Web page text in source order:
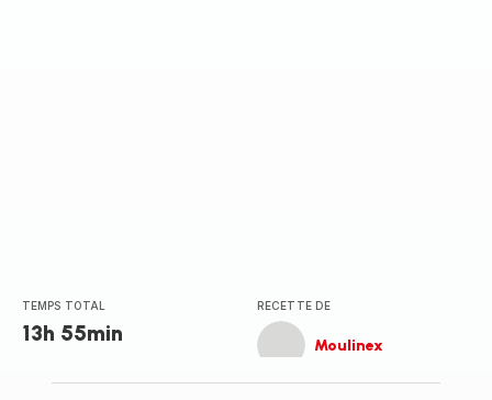
TEMPS TOTAL
13h 55min
RECETTE DE
Moulinex